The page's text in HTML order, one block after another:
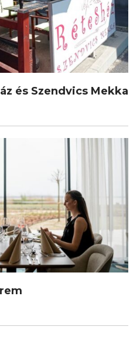
és Szendvics Mekka